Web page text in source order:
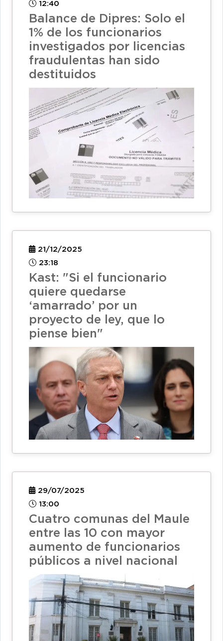
12:40
Balance de Dipres: Solo el
1% de los funcionarios
investigados por licencias
fraudulentas han sido
destituidos
21/12/2025
23:18
Kast: "Si el funcionario
quiere quedarse
‘amarrado’ por un
proyecto de ley, que lo
piense bien"
29/07/2025
13:00
Cuatro comunas del Maule
entre las 10 con mayor
aumento de funcionarios
públicos a nivel nacional